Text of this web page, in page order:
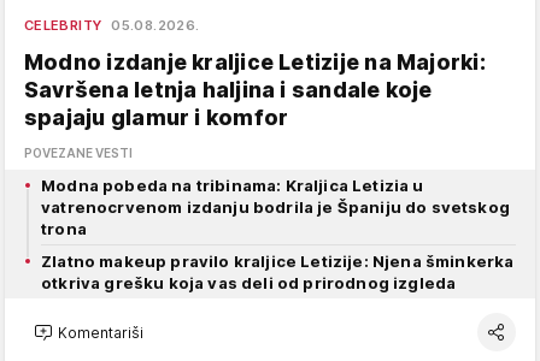
CELEBRITY 05.08.2026.
Modno izdanje kraljice Letizije na Majorki:
Savršena letnja haljina i sandale koje
spajaju glamur i komfor
POVEZANE VESTI
Modna pobeda na tribinama: Kraljica Letizia u
vatrenocrvenom izdanju bodrila je Španiju do svetskog
trona
Zlatno makeup pravilo kraljice Letizije: Njena šminkerka
otkriva grešku koja vas deli od prirodnog izgleda
Komentariši